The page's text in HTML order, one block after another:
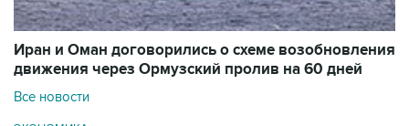
Иран и Оман договорились о схеме возобновления
движения через Ормузский пролив на 60 дней
Все новости